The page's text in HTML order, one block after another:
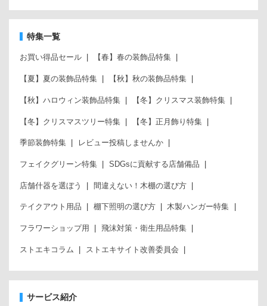
特集一覧
お買い得品セール 【春】春の装飾品特集
【夏】夏の装飾品特集 【秋】秋の装飾品特集
【秋】ハロウィン装飾品特集 【冬】クリスマス装飾特集
【冬】クリスマスツリー特集 【冬】正月飾り特集
季節装飾特集 レビュー投稿しませんか
フェイクグリーン特集 SDGsに貢献する店舗備品
店舗什器を選ぼう 間違えない！木棚の選び方
テイクアウト用品 棚下照明の選び方 木製ハンガー特集
フラワーショップ用 飛沫対策・衛生用品特集
ストエキコラム ストエキサイト改善委員会
サービス紹介